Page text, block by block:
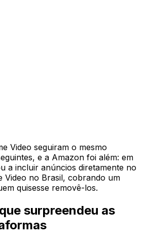
Video seguiram o mesmo
e a Amazon foi além: em
a incluir anúncios diretamente no
Video no Brasil, cobrando um
quisesse removê-los.
surpreendeu as